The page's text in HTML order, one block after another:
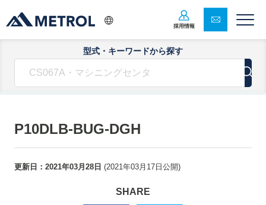
採用情報
型式・キーワードから探す
P10DLB-BUG-DGH
更新日： 2021年03月28日 (2021年03月17日 公開)
SHARE